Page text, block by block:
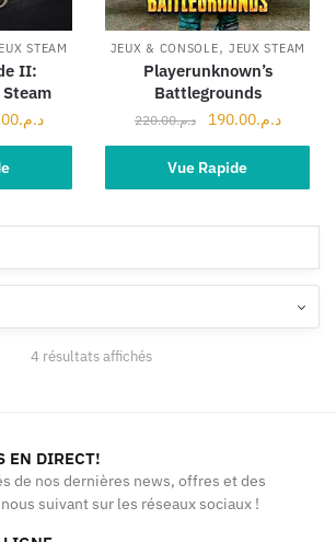
STEAM
II:
:
د.م.Le
prix
est :
JEUX & CONSOLE, JEUX STEAM
Playerunknown’s
Battlegrounds
د.م.220.00
Le
prix
initial
était :
د.م.190.00
Le
prix
est :
Ajouter au panier
Vue Rapide
4 résultats affichés
EN DIRECT!
de nos dernières news, offres et des
suivant sur les réseaux sociaux !